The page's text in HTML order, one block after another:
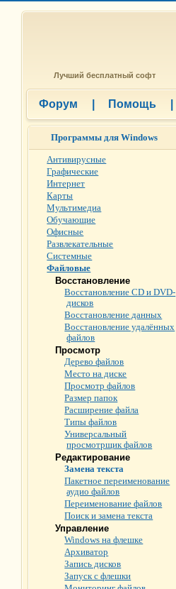
Лучший бесплатный софт
Форум Помощь
Программы для Windows
Антивирусные
Графические
Интернет
Карты
Мультимедиа
Обучающие
Офисные
Развлекательные
Системные
Файловые
Восстановление
Восстановление CD и DVD-
дисков
Восстановление данных
Восстановление удалённых
файлов
Просмотр
Дерево файлов
Место на диске
Просмотр файлов
Размер папок
Расширение файла
Типы файлов
Универсальный
просмотрщик файлов
Редактирование
Замена текста
Пакетное переименование
аудио файлов
Переименование файлов
Поиск и замена текста
Управление
Windows на флешке
Архиватор
Запись дисков
Запуск с флешки